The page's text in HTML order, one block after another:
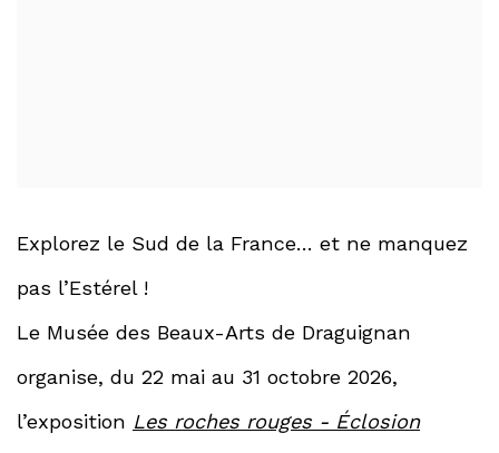
Explorez le Sud de la France… et ne manquez
pas l’Estérel !
Le Musée des Beaux-Arts de Draguignan
organise, du 22 mai au 31 octobre 2026,
l’exposition Les roches rouges - Éclosion